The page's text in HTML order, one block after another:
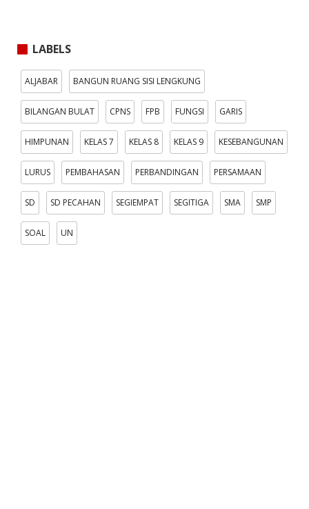
LABELS
ALJABAR BANGUN RUANG SISI LENGKUNG
BILANGAN BULAT CPNS FPB FUNGSI GARIS
HIMPUNAN KELAS 7 KELAS 8 KELAS 9 KESEBANGUNAN
LURUS PEMBAHASAN PERBANDINGAN PERSAMAAN
SD SD PECAHAN SEGIEMPAT SEGITIGA SMA SMP
SOAL UN